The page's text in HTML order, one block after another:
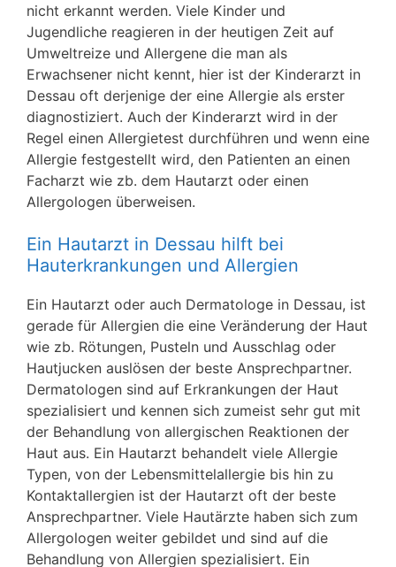
nicht erkannt werden. Viele Kinder und
Jugendliche reagieren in der heutigen Zeit auf
Umweltreize und Allergene die man als
Erwachsener nicht kennt, hier ist der Kinderarzt in
Dessau oft derjenige der eine Allergie als erster
diagnostiziert. Auch der Kinderarzt wird in der
Regel einen Allergietest durchführen und wenn eine
Allergie festgestellt wird, den Patienten an einen
Facharzt wie zb. dem Hautarzt oder einen
Allergologen überweisen.
Ein Hautarzt in Dessau hilft bei
Hauterkrankungen und Allergien
Ein Hautarzt oder auch Dermatologe in Dessau, ist
gerade für Allergien die eine Veränderung der Haut
wie zb. Rötungen, Pusteln und Ausschlag oder
Hautjucken auslösen der beste Ansprechpartner.
Dermatologen sind auf Erkrankungen der Haut
spezialisiert und kennen sich zumeist sehr gut mit
der Behandlung von allergischen Reaktionen der
Haut aus. Ein Hautarzt behandelt viele Allergie
Typen, von der Lebensmittelallergie bis hin zu
Kontaktallergien ist der Hautarzt oft der beste
Ansprechpartner. Viele Hautärzte haben sich zum
Allergologen weiter gebildet und sind auf die
Behandlung von Allergien spezialisiert. Ein